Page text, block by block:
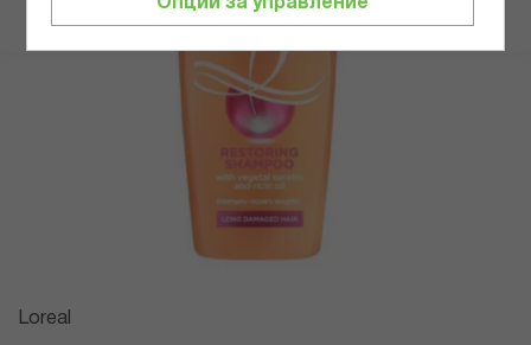
Преминете
Loreal
Опции за управление